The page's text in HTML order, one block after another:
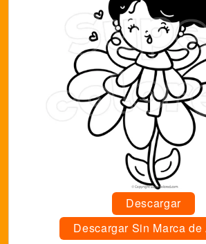
Descargar
Descargar Sin Marca de